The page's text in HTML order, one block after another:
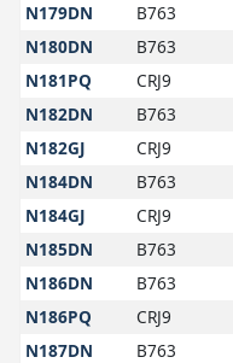
N179DN
B763
N180DN
B763
N181PQ
CRJ9
N182DN
B763
N182GJ
CRJ9
N184DN
B763
N184GJ
CRJ9
N185DN
B763
N186DN
B763
N186PQ
CRJ9
N187DN
B763